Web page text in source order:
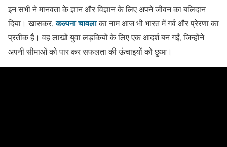
इन सभी ने मानवता के ज्ञान और विज्ञान के लिए अपने जीवन का बलिदान
दिया। खासकर,कल्पना चावलाका नाम आज भी भारत में गर्व और प्रेरणा का
प्रतीक है। वह लाखों युवा लड़कियों के लिए एक आदर्श बन गईं, जिन्होंने
अपनी सीमाओं को पार कर सफलता की ऊंचाइयों को छुआ।